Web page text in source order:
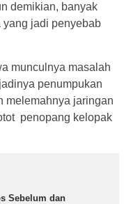
demikian, banyak
yang jadi penyebab
munculnya masalah
penumpukan
melemahnya jaringan
penopang kelopak
Sebelum dan